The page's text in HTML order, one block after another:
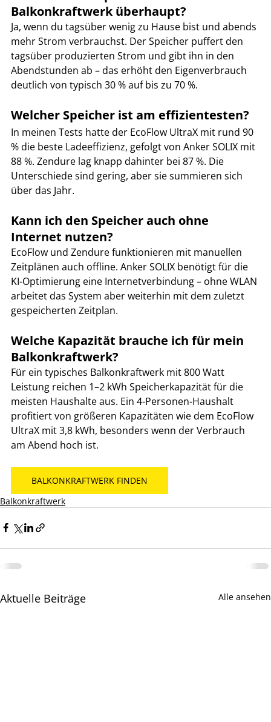
Balkonkraftwerk überhaupt?
Ja, wenn du tagsüber wenig zu Hause bist und abends
mehr Strom verbrauchst. Der Speicher puffert den
tagsüber produzierten Strom und gibt ihn in den
Abendstunden ab – das erhöht den Eigenverbrauch
deutlich von typisch 30 % auf bis zu 70 %.
Welcher Speicher ist am effizientesten?
In meinen Tests hatte der EcoFlow UltraX mit rund 90
% die beste Ladeeffizienz, gefolgt von Anker SOLIX mit
88 %. Zendure lag knapp dahinter bei 87 %. Die
Unterschiede sind gering, aber sie summieren sich
über das Jahr.
Kann ich den Speicher auch ohne
Internet nutzen?
EcoFlow und Zendure funktionieren mit manuellen
Zeitplänen auch offline. Anker SOLIX benötigt für die
KI-Optimierung eine Internetverbindung – ohne WLAN
arbeitet das System aber weiterhin mit dem zuletzt
gespeicherten Zeitplan.
Welche Kapazität brauche ich für mein
Balkonkraftwerk?
Für ein typisches Balkonkraftwerk mit 800 Watt
Leistung reichen 1–2 kWh Speicherkapazität für die
meisten Haushalte aus. Ein 4-Personen-Haushalt
profitiert von größeren Kapazitäten wie dem EcoFlow
UltraX mit 3,8 kWh, besonders wenn der Verbrauch
am Abend hoch ist.
BALKONKRAFTWERK FINDEN
Balkonkraftwerk
Aktuelle Beiträge Alle ansehen